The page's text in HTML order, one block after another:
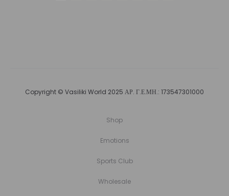
Copyright © Vasiliki World 2025 ΑΡ. Γ.Ε.ΜΗ.: 173547301000
Shop
Emotions
Sports Club
Wholesale